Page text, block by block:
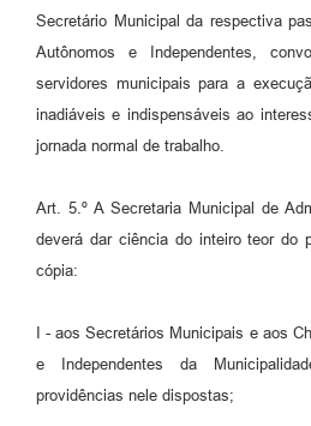
Secretário Municipal da respectiva
Autônomos e Independentes,
servidores municipais para a
inadiáveis e indispensáveis ao
jornada normal de trabalho.
Art. 5.º A Secretaria Municipal de
deverá dar ciência do inteiro teor do
cópia:
I - aos Secretários Municipais e aos
e Independentes da
providências nele dispostas;